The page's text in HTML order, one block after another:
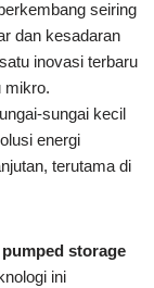
seiring
dan kesadaran
inovasi terbaru
mikro.
sungai kecil
energi
terutama di
pumped storage
ini